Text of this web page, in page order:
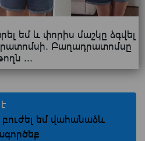
եմ և փորիս մաշկը ձգվել
Բաղադրատոմսը
...
բուժել եմ վահանաձև